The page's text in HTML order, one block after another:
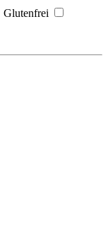
Glutenfrei